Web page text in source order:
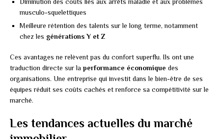
Diminution des coûts liés aux arrêts maladie et aux problèmes
musculo-squelettiques
Meilleure rétention des talents sur le long terme, notamment
chez les générations Y et Z
Ces avantages ne relèvent pas du confort superflu. Ils ont une
traduction directe sur la performance économique des
organisations. Une entreprise qui investit dans le bien-être de ses
équipes réduit ses coûts cachés et renforce sa compétitivité sur le
marché.
Les tendances actuelles du marché